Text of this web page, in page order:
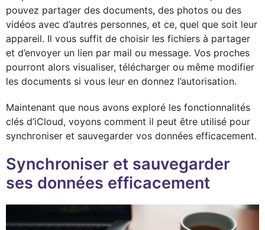
pouvez partager des documents, des photos ou des
vidéos avec d’autres personnes, et ce, quel que soit leur
appareil. Il vous suffit de choisir les fichiers à partager
et d’envoyer un lien par mail ou message. Vos proches
pourront alors visualiser, télécharger ou même modifier
les documents si vous leur en donnez l’autorisation.
Maintenant que nous avons exploré les fonctionnalités
clés d’iCloud, voyons comment il peut être utilisé pour
synchroniser et sauvegarder vos données efficacement.
Synchroniser et sauvegarder
ses données efficacement